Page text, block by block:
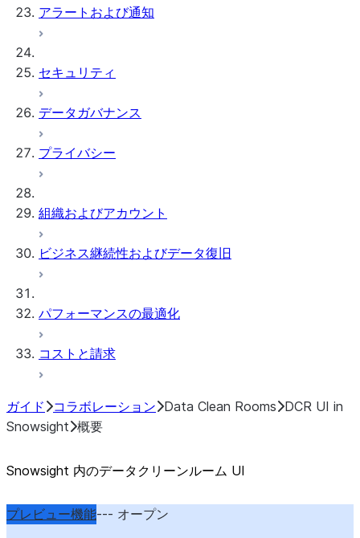
アラートおよび通知
セキュリティ
データガバナンス
プライバシー
組織およびアカウント
ビジネス継続性およびデータ復旧
パフォーマンスの最適化
コストと請求
ガイド コラボレーション Data Clean Rooms DCR UI in
Snowsight 概要
Snowsight 内のデータクリーンルーム UI
プレビュー機能--- オープン